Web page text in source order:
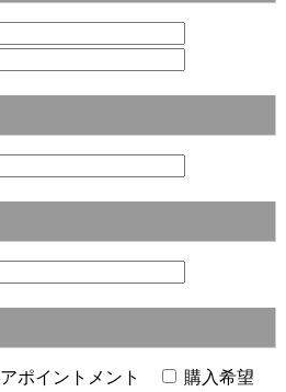
アポイントメント
購入希望